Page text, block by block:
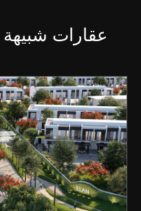
عقارات